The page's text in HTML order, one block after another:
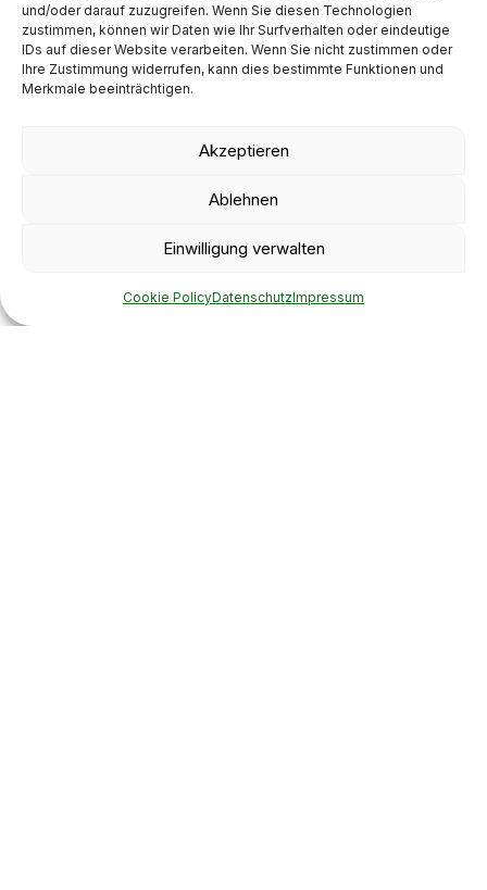
und/oder darauf zuzugreifen. Wenn Sie diesen Technologien
zustimmen, können wir Daten wie Ihr Surfverhalten oder eindeutige
IDs auf dieser Website verarbeiten. Wenn Sie nicht zustimmen oder
Ihre Zustimmung widerrufen, kann dies bestimmte Funktionen und
Merkmale beeinträchtigen.
Akzeptieren
Ablehnen
Einwilligung verwalten
Cookie PolicyDatenschutzImpressum
Viel Raum für
Photovoltaik